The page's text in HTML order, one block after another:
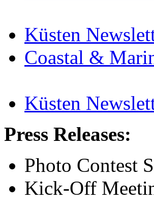
Küsten
Coastal &
Küsten
Press Releases:
Photo Contest
Kick-Off